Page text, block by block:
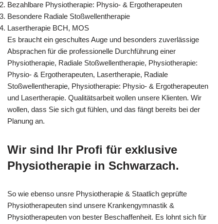
Bezahlbare Physiotherapie: Physio- & Ergotherapeuten
Besondere Radiale Stoßwellentherapie
Lasertherapie BCH, MOS
Es braucht ein geschultes Auge und besonders zuverlässige
Absprachen für die professionelle Durchführung einer
Physiotherapie, Radiale Stoßwellentherapie, Physiotherapie:
Physio- & Ergotherapeuten, Lasertherapie, Radiale
Stoßwellentherapie, Physiotherapie: Physio- & Ergotherapeuten
und Lasertherapie. Qualitätsarbeit wollen unsere Klienten. Wir
wollen, dass Sie sich gut fühlen, und das fängt bereits bei der
Planung an.
Wir sind Ihr Profi für exklusive
Physiotherapie in Schwarzach.
So wie ebenso unsre Physiotherapie & Staatlich geprüfte
Physiotherapeuten sind unsere Krankengymnastik &
Physiotherapeuten von bester Beschaffenheit. Es lohnt sich für